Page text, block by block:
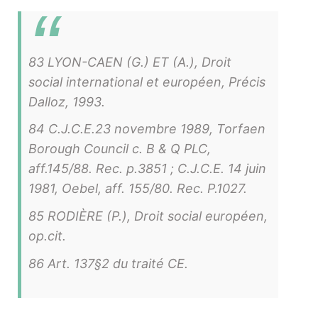
83 LYON-CAEN (G.) ET (A.), Droit
social international et européen, Précis
Dalloz, 1993.
84 C.J.C.E.23 novembre 1989, Torfaen
Borough Council c. B & Q PLC,
aff.145/88. Rec. p.3851 ; C.J.C.E. 14 juin
1981, Oebel, aff. 155/80. Rec. P.1027.
85 RODIÈRE (P.), Droit social européen,
op.cit.
86 Art. 137§2 du traité CE.